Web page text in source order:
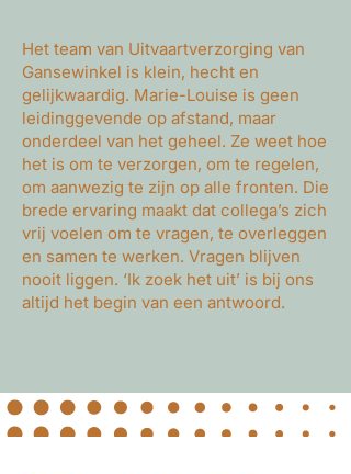
Het team van Uitvaartverzorging van
Gansewinkel is klein, hecht en
gelijkwaardig. Marie-Louise is geen
leidinggevende op afstand, maar
onderdeel van het geheel. Ze weet hoe
het is om te verzorgen, om te regelen,
om aanwezig te zijn op alle fronten. Die
brede ervaring maakt dat collega’s zich
vrij voelen om te vragen, te overleggen
en samen te werken. Vragen blijven
nooit liggen. ‘Ik zoek het uit’ is bij ons
altijd het begin van een antwoord.